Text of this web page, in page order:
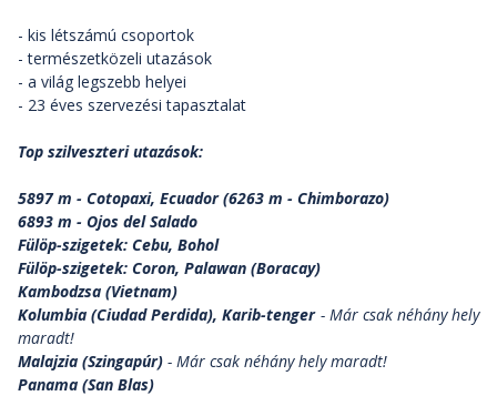
- kis létszámú csoportok
- természetközeli utazások
- a világ legszebb helyei
- 23 éves szervezési tapasztalat
Top szilveszteri utazások:
5897 m - Cotopaxi, Ecuador (6263 m - Chimborazo)
6893 m - Ojos del Salado
Fülöp-szigetek: Cebu, Bohol
Fülöp-szigetek: Coron, Palawan (Boracay)
Kambodzsa (Vietnam)
Kolumbia (Ciudad Perdida), Karib-tenger - Már csak néhány hely
maradt!
Malajzia (Szingapúr) - Már csak néhány hely maradt!
Panama (San Blas)